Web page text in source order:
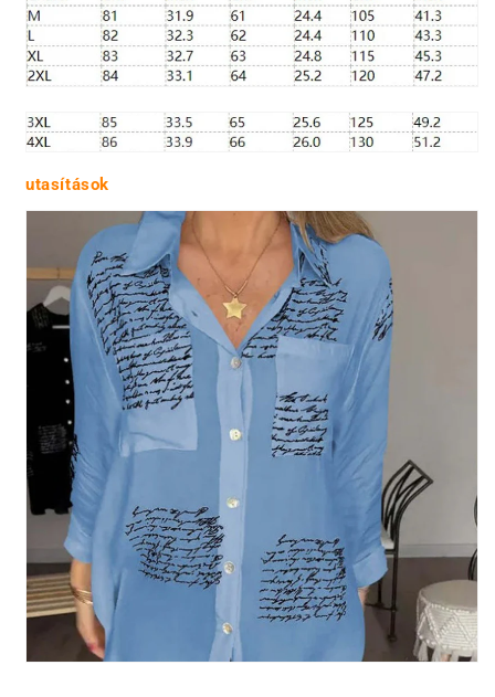
utasítások